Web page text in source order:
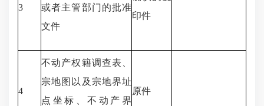
3
或者主管部门的批准
文件
印件
4
不动产权籍调查表、
宗地图以及宗地界址
点坐标、不动产界
原件